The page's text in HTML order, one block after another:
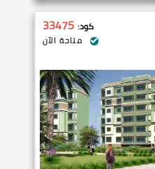
كود: 33475
متاحة الآن